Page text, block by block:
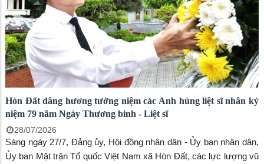
Hòn Đất dâng hương tưởng niệm các Anh hùng liệt sĩ nhân kỷ
niệm 79 năm Ngày Thương binh - Liệt sĩ
28/07/2026
Sáng ngày 27/7, Đảng ủy, Hội đồng nhân dân - Ủy ban nhân dân,
Ủy ban Mặt trận Tổ quốc Việt Nam xã Hòn Đất, các lực lượng vũ